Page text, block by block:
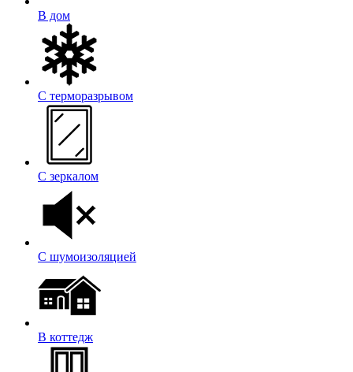
В дом
С терморазрывом
С зеркалом
С шумоизоляцией
В коттедж